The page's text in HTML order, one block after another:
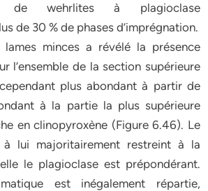
de wehrlites à plagioclase
de 30 % de phases d’imprégnation.
lames minces a révélé la présence
l’ensemble de la section supérieure
plus abondant à partir de
à la partie la plus supérieure
en clinopyroxène (Figure 6.46). Le
lui majoritairement restreint à la
le plagioclase est prépondérant.
est inégalement répartie,